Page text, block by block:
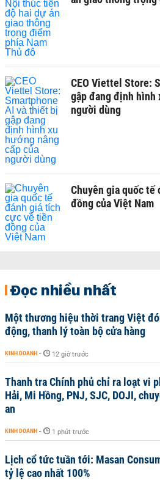
CEO Viettel Store:
gập đang định hình
người dùng
Chuyên gia quốc
đồng của Việt Nam
Đọc nhiều nhất
Một thương hiệu thời trang Việt
động, thanh lý toàn bộ cửa hàng
KINH DOANH - 12 giờ trước
Thanh tra Chính phủ chỉ ra loạt vi
Hải, Mi Hồng, PNJ, SJC, DOJI,
an
KINH DOANH - 1 phút trước
Lịch cổ tức tuần tới: Masan
tỷ lệ cao nhất 100%